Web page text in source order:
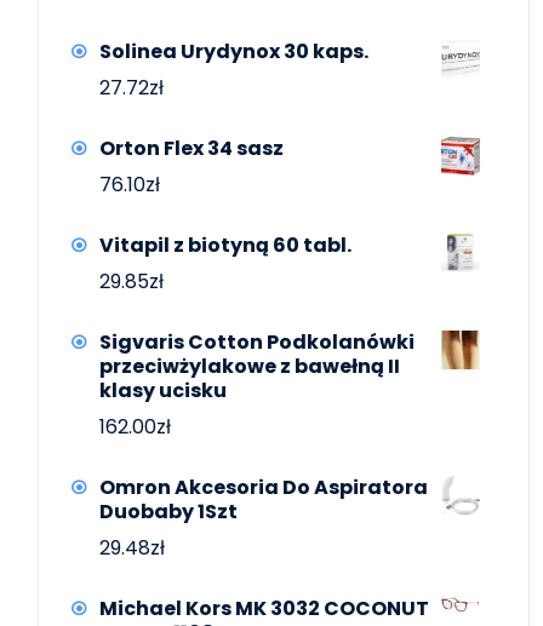
Solinea Urydynox 30 kaps.
27.72zł
Orton Flex 34 sasz
76.10zł
Vitapil z biotyną 60 tabl.
29.85zł
Sigvaris Cotton Podkolanówki
przeciwżylakowe z bawełną II
klasy ucisku
162.00zł
Omron Akcesoria Do Aspiratora
Duobaby 1Szt
29.48zł
Michael Kors MK 3032 COCONUT